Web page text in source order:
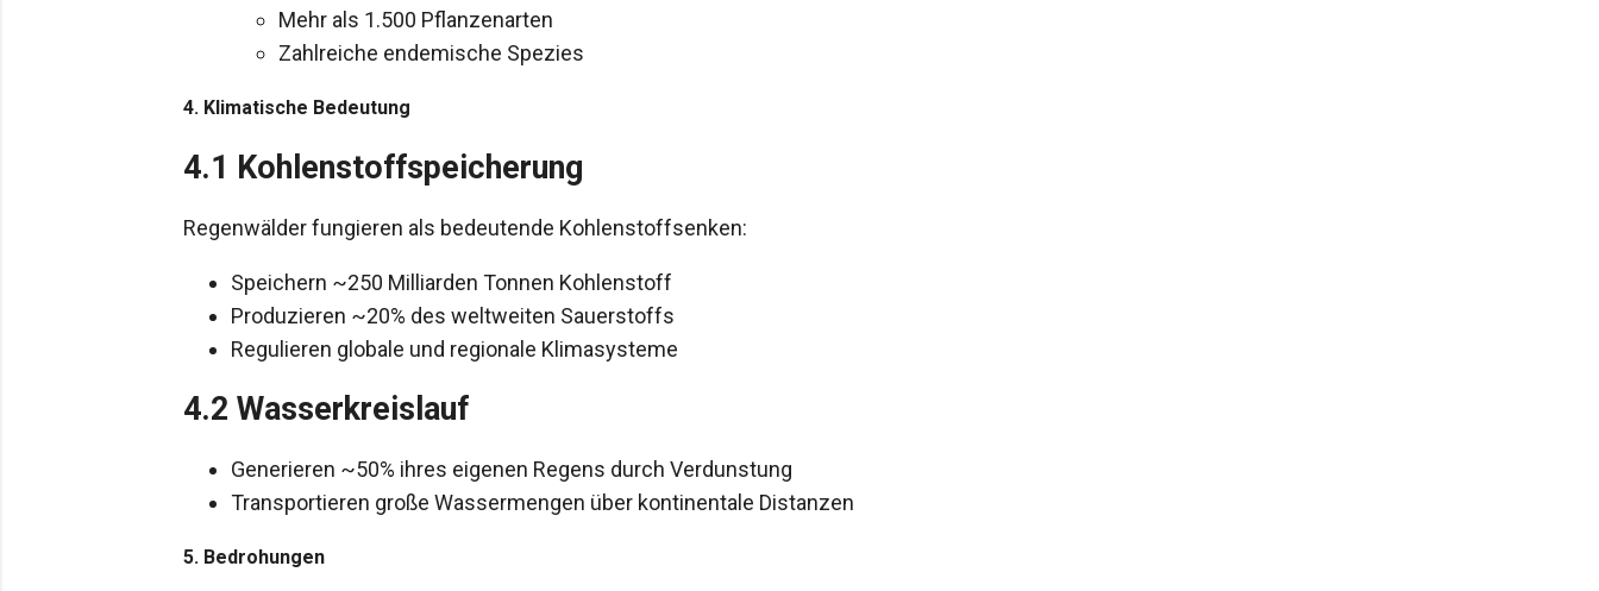
Mehr als 1.500 Pflanzenarten
Zahlreiche endemische Spezies
4. Klimatische Bedeutung
4.1 Kohlenstoffspeicherung
Regenwälder fungieren als bedeutende Kohlenstoffsenken:
Speichern ~250 Milliarden Tonnen Kohlenstoff
Produzieren ~20% des weltweiten Sauerstoffs
Regulieren globale und regionale Klimasysteme
4.2 Wasserkreislauf
Generieren ~50% ihres eigenen Regens durch Verdunstung
Transportieren große Wassermengen über kontinentale Distanzen
5. Bedrohungen